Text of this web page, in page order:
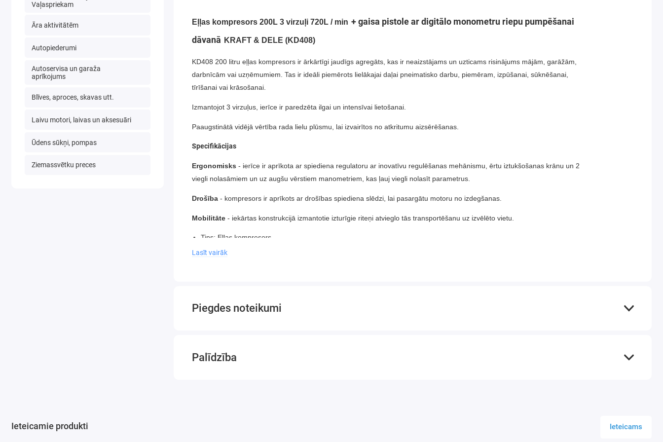
Vaļaspriekam
Āra aktivitātēm
Autopiederumi
Autoservisa un garaža
aprīkojums
Blīves, aproces, skavas utt.
Laivu motori, laivas un aksesuāri
Ūdens sūkņi, pompas
Ziemassvētku preces
Eļļas kompresors 200L 3 virzuļi 720L / min + gaisa pistole ar digitālo monometru riepu pumpēšanai
dāvanā KRAFT & DELE (KD408)
KD408 200 litru eļļas kompresors ir ārkārtīgi jaudīgs agregāts, kas ir neaizstājams un uzticams risinājums mājām, garāžām,
darbnīcām vai uzņēmumiem. Tas ir ideāli piemērots lielākajai daļai pneimatisko darbu, piemēram, izpūšanai, sūknēšanai,
tīrīšanai vai krāsošanai.
Izmantojot 3 virzuļus, ierīce ir paredzēta ilgai un intensīvai lietošanai.
Paaugstinātā vidējā vērtība rada lielu plūsmu, lai izvairītos no atkritumu aizsērēšanas.
Specifikācijas
Ergonomisks - ierīce ir aprīkota ar spiediena regulatoru ar inovatīvu regulēšanas mehānismu, ērtu iztukšošanas krānu un 2
viegli nolasāmiem un uz augšu vērstiem manometriem, kas ļauj viegli nolasīt parametrus.
Drošība- kompresors ir aprīkots ar drošības spiediena slēdzi, lai pasargātu motoru no izdegšanas.
Mobilitāte- iekārtas konstrukcijā izmantotie izturīgie riteņi atvieglo tās transportēšanu uz izvēlēto vietu.
Tips: Eļļas kompresors
Modelis: KD408 V-0.36/8
Sūkšanas jauda: 720 l/min.
Efektivitātes jauda: 430 l/min.
Skaļums: 95 dB
Lasīt vairāk
Piegdes noteikumi
Palīdzība
Ieteicamie produkti Ieteicams